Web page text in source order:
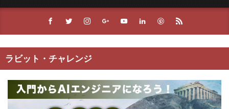
ラビット・チャレンジ